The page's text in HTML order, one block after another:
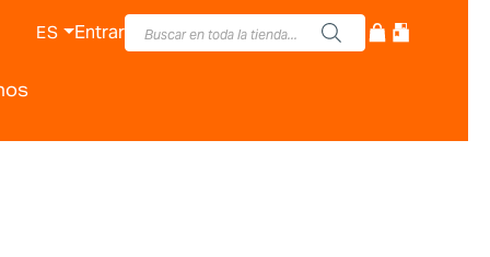
ES Entrar